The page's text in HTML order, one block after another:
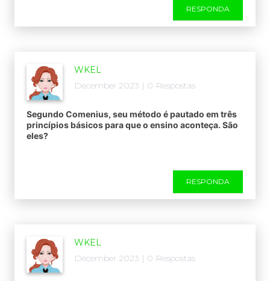
RESPONDA
WKEL
December 2023 | 0 Respostas
Segundo Comenius, seu método é pautado em três
princípios básicos para que o ensino aconteça. São
eles?
RESPONDA
WKEL
December 2023 | 0 Respostas